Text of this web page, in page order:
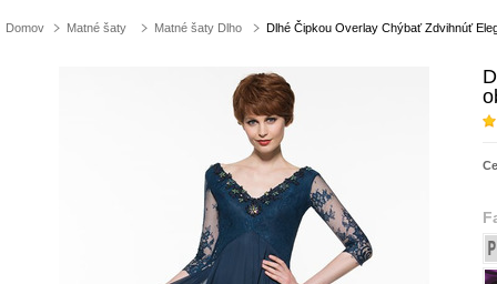
Domov Matné šaty Matné šaty Dlho Dlhé Čipkou Overlay Chýbať Zdvihnúť